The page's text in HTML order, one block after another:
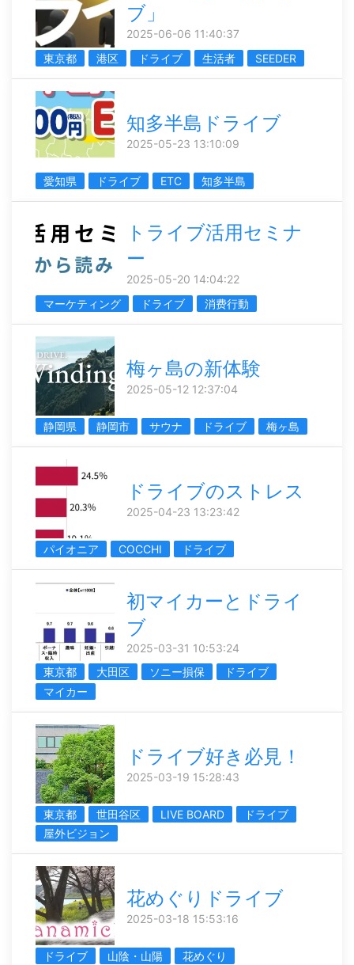
ブ」
2025-06-06 11:40:37
東京都
港区 ドライブ 生活者 SEEDER
知多半島ドライブ
2025-05-23 13:10:09
愛知県 ドライブ ETC 知多半島
トライブ活用セミナ
ー
2025-05-20 14:04:22
マーケティング
ドライブ 消费行動
梅ヶ島の新体験
2025-05-12 12:37:04
静岡県 静岡市 サウナ ドライブ 梅ヶ島
ドライブのストレス
2025-04-23 13:23:42
パイオニア COCCHI ドライブ
初マイカーとドライ
ブ
2025-03-31 10:53:24
東京都
大田区 ソニー損保
ドライブ
マイカー
ドライブ好き必見！
2025-03-19 15:28:43
東京都 世田谷区 LIVE BOARD
ドライブ
屋外ビジョン
花めぐりドライブ
2025-03-18 15:53:16
ドライブ 山陰・山陽
花めぐり